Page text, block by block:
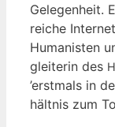
Gele­gen­heit.
rei­che
Huma­nis­ten
glei­te­rin des
’erst­mals in
hält­nis zum